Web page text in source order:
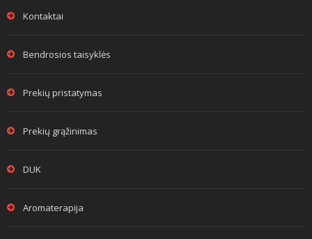
Kontaktai
Bendrosios taisyklės
Prekių pristatymas
Prekių grąžinimas
DUK
Aromaterapija